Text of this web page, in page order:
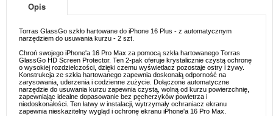
Opis
Torras GlassGo szkło hartowane do iPhone 16 Plus - z automatycznym
narzędziem do usuwania kurzu - 2 szt.
Chroń swojego iPhone'a 16 Pro Max za pomocą szkła hartowanego Torras
GlassGo HD Screen Protector. Ten 2-pak oferuje krystalicznie czystą ochronę
o wysokiej rozdzielczości, dzięki czemu wyświetlacz pozostaje ostry i żywy.
Konstrukcja ze szkła hartowanego zapewnia doskonałą odporność na
zarysowania, uderzenia i codzienne zużycie. Dołączone automatyczne
narzędzie do usuwania kurzu zapewnia czystą, wolną od kurzu powierzchnię,
zapewniając idealne dopasowanie bez pęcherzyków powietrza i
niedoskonałości. Ten łatwy w instalacji, wytrzymały ochraniacz ekranu
zapewnia nieskazitelny wygląd i ochronę ekranu iPhone'a 16 Pro Max.